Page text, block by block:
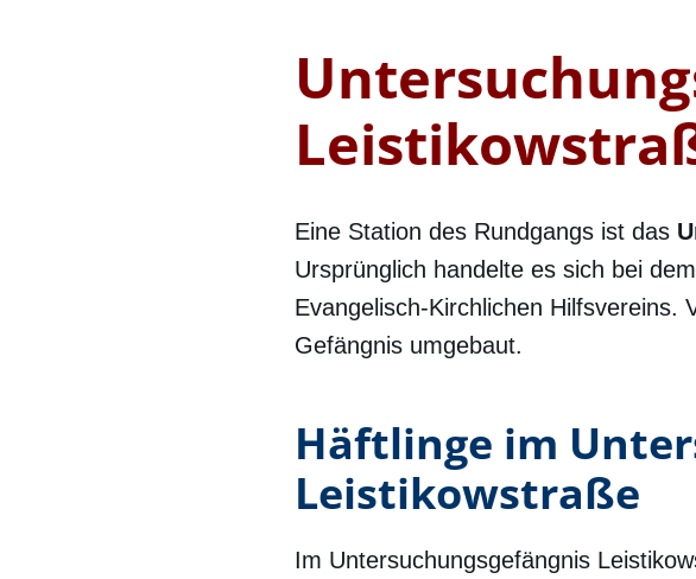
Eine Station des Rundgangs ist das
Ursprünglich handelte es sich bei
Evangelisch-Kirchlichen Hilfsvereins.
Gefängnis umgebaut.
Häftlinge im
Leistikowstraße
Im Untersuchungsgefängnis